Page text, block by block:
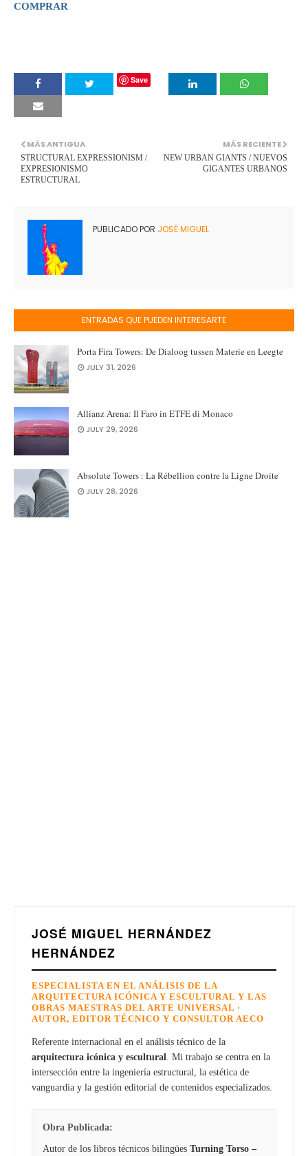
COMPRAR
Save
MÁS RECIENTE
NEW URBAN GIANTS / NUEVOS
GIGANTES URBANOS
MÁS ANTIGUA
STRUCTURAL EXPRESSIONISM /
EXPRESIONISMO
ESTRUCTURAL
PUBLICADO POR JOSÉ MIGUEL
ENTRADAS QUE PUEDEN INTERESARTE
Porta Fira Towers: De Dialoog tussen Materie en Leegte
JULY 31, 2026
Allianz Arena: Il Faro in ETFE di Monaco
JULY 29, 2026
Absolute Towers : La Rébellion contre la Ligne Droite
JULY 28, 2026
JOSÉ MIGUEL HERNÁNDEZ
HERNÁNDEZ
ESPECIALISTA EN EL ANÁLISIS DE LA
ARQUITECTURA ICÓNICA Y ESCULTURAL Y LAS
OBRAS MAESTRAS DEL ARTE UNIVERSAL ·
AUTOR, EDITOR TÉCNICO Y CONSULTOR AECO
Referente internacional en el análisis técnico de la
arquitectura icónica y escultural. Mi trabajo se centra en la
intersección entre la ingeniería estructural, la estética de
vanguardia y la gestión editorial de contenidos especializados.
Obra Publicada:
Autor de los libros técnicos bilingües Turning Torso –